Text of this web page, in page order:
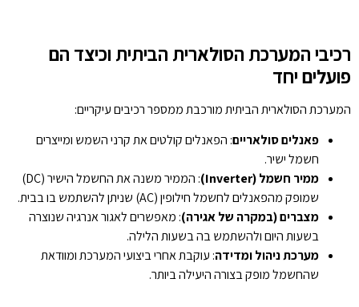
רכיבי המערכת הסולארית הביתית וכיצד הם
פועלים יחד
המערכת הסולארית הביתית מורכבת ממספר רכיבים עיקריים:
פאנלים סולאריים: הפאנלים קולטים את קרני השמש ומייצרים
חשמל ישיר.
ממיר חשמל (Inverter)
: הממיר משנה את החשמל הישיר (DC)
שמופק מהפאנלים לחשמל חילופין (AC) שניתן להשתמש בו בבית.
מצברים (במקרה של אגירה): מאפשרים לאגור אנרגיה שנוצרה
בשעות היום ולהשתמש בה בשעות הלילה.
מערכת ניהול ומדידה: עוקבת אחרי ביצועי המערכת ומוודאת
שהחשמל מופק בצורה היעילה ביותר.